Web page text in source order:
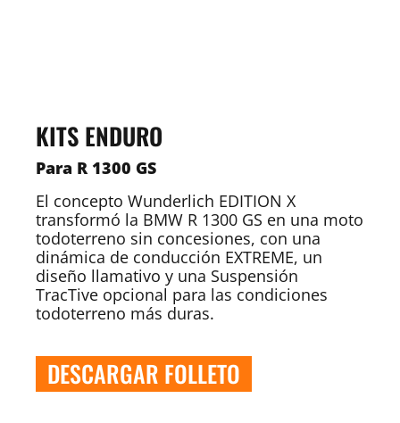
KITS ENDURO
Para R 1300 GS
El concepto Wunderlich EDITION X
transformó la BMW R 1300 GS en una moto
todoterreno sin concesiones, con una
dinámica de conducción EXTREME, un
diseño llamativo y una Suspensión
TracTive opcional para las condiciones
todoterreno más duras.
DESCARGAR FOLLETO